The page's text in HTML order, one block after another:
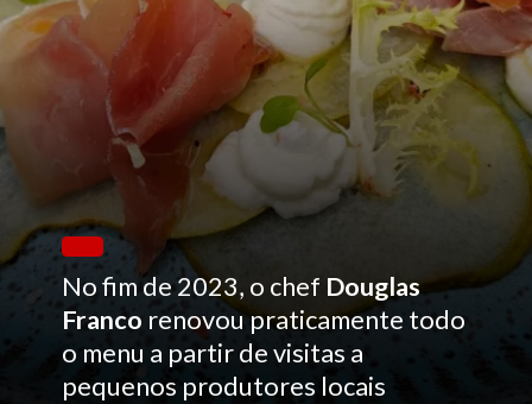
No fim de 2023, o chef Douglas
Franco renovou praticamente todo
o menu a partir de visitas a
pequenos produtores locais